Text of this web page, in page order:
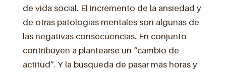
de vida social. El incremento de la ansiedad y
de otras patologías mentales son algunas de
las negativas consecuencias. En conjunto
contribuyen a plantearse un “cambio de
actitud”. Y la búsqueda de pasar más horas y